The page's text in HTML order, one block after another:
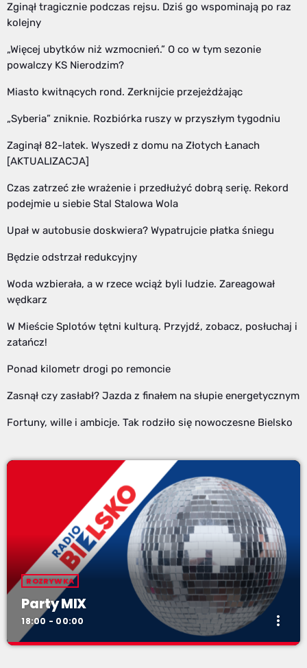
Zginął tragicznie podczas rejsu. Dziś go wspominają po raz
kolejny
„Więcej ubytków niż wzmocnień.” O co w tym sezonie
powalczy KS Nierodzim?
Miasto kwitnących rond. Zerknijcie przejeżdżając
„Syberia” zniknie. Rozbiórka ruszy w przyszłym tygodniu
Zaginął 82-latek. Wyszedł z domu na Złotych Łanach
[AKTUALIZACJA]
Czas zatrzeć złe wrażenie i przedłużyć dobrą serię. Rekord
podejmie u siebie Stal Stalowa Wola
Upał w autobusie doskwiera? Wypatrujcie płatka śniegu
Będzie odstrzał redukcyjny
Woda wzbierała, a w rzece wciąż byli ludzie. Zareagował
wędkarz
W Mieście Splotów tętni kulturą. Przyjdź, zobacz, posłuchaj i
zatańcz!
Ponad kilometr drogi po remoncie
Zasnął czy zasłabł? Jazda z finałem na słupie energetycznym
Fortuny, wille i ambicje. Tak rodziło się nowoczesne Bielsko
ROZRYWKA
Party MIX
18:00 - 00:00 more_vert